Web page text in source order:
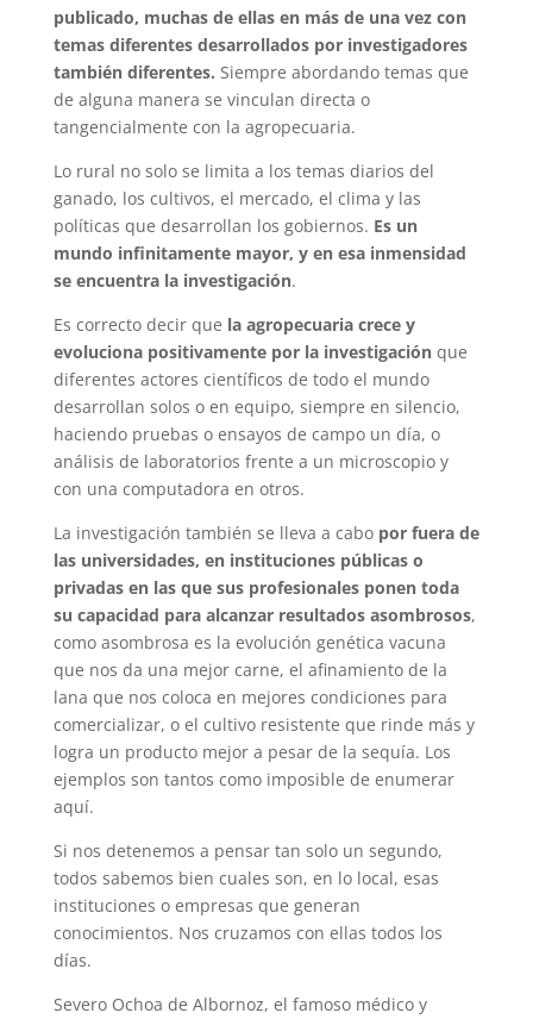
publicado, muchas de ellas en más de una vez con
temas diferentes desarrollados por investigadores
también diferentes. Siempre abordando temas que
de alguna manera se vinculan directa o
tangencialmente con la agropecuaria.
Lo rural no solo se limita a los temas diarios del
ganado, los cultivos, el mercado, el clima y las
políticas que desarrollan los gobiernos. Es un
mundo infinitamente mayor, y en esa inmensidad
se encuentra la investigación.
Es correcto decir que la agropecuaria crece y
evoluciona positivamente por la investigaciónque
diferentes actores científicos de todo el mundo
desarrollan solos o en equipo, siempre en silencio,
haciendo pruebas o ensayos de campo un día, o
análisis de laboratorios frente a un microscopio y
con una computadora en otros.
La investigación también se lleva a cabo por fuera de
las universidades, en instituciones públicas o
privadas en las que sus profesionales ponen toda
su capacidad para alcanzar resultados asombrosos,
como asombrosa es la evolución genética vacuna
que nos da una mejor carne, el afinamiento de la
lana que nos coloca en mejores condiciones para
comercializar, o el cultivo resistente que rinde más y
logra un producto mejor a pesar de la sequía. Los
ejemplos son tantos como imposible de enumerar
aquí.
Si nos detenemos a pensar tan solo un segundo,
todos sabemos bien cuales son, en lo local, esas
instituciones o empresas que generan
conocimientos. Nos cruzamos con ellas todos los
días.
Severo Ochoa de Albornoz, el famoso médico y